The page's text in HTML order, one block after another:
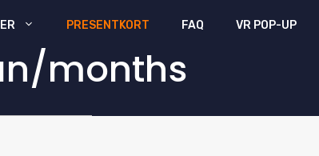
PRESENTKORT FAQ VR POP-UP
months